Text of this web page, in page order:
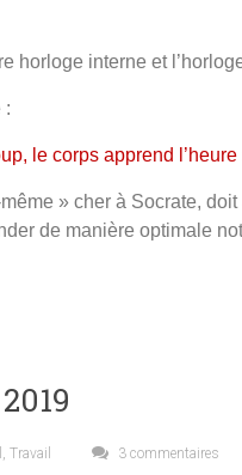
horloge interne et
:
le corps apprend l’heure
» cher à Socrate,
de manière optimale
, Travail 3 commentaires